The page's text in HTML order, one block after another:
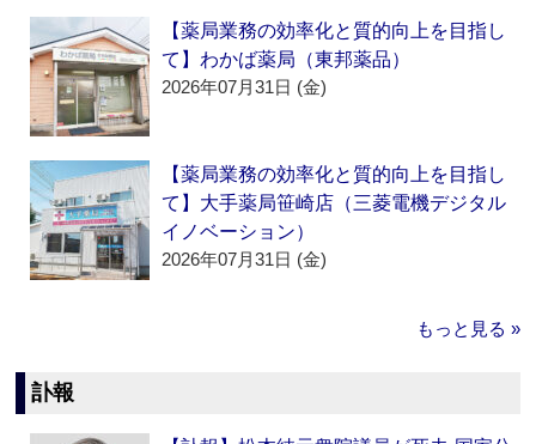
【薬局業務の効率化と質的向上を目指し
て】わかば薬局（東邦薬品）
2026年07月31日 (金)
【薬局業務の効率化と質的向上を目指し
て】大手薬局笹崎店（三菱電機デジタル
イノベーション）
2026年07月31日 (金)
もっと見る »
訃報